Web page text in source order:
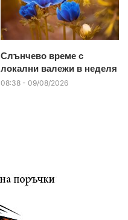
Слънчево време с
локални валежи в неделя
08:38 - 09/08/2026